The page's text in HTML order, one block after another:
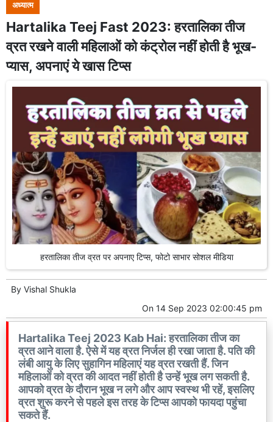
अध्यात्म
Hartalika Teej Fast 2023: हरतालिका तीज
व्रत रखने वाली महिलाओं को कंट्रोल नहीं होती है भूख-
प्यास, अपनाएं ये खास टिप्स
हरतालिका तीज व्रत पर अपनाए टिप्स, फोटो साभार सोशल मीडिया
By Vishal Shukla
On 14 Sep 2023 02:00:45 pm
Hartalika Teej 2023 Kab Hai: हरतालिका तीज का
व्रत आने वाला है. ऐसे में यह व्रत निर्जल ही रखा जाता है. पति की
लंबी आयु के लिए सुहागिन महिलाएं यह व्रत रखती हैं. जिन
महिलाओं को व्रत की आदत नहीं होती है उन्हें भूख लग सकती है.
आपको व्रत के दौरान भूख न लगे और आप स्वस्थ भी रहें, इसलिए
व्रत शुरू करने से पहले इस तरह के टिप्स आपको फायदा पहुंचा
सकते हैं.